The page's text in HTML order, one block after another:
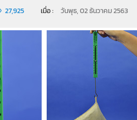
27,925 เมื่อ : วันพุธ, 02 ธันวาคม 2563